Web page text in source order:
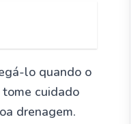
lo quando o
cuidado
drenagem.